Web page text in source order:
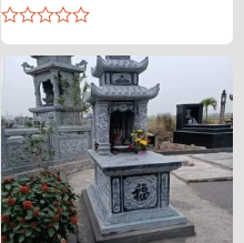
0
out